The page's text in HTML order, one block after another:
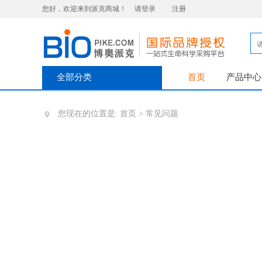
您好，欢迎来到派克商城！ 请登录 注册
全部分类 首页 产品中心
您现在的位置是: 首页 > 常见问题